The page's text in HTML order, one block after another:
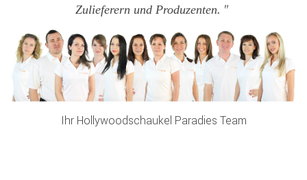
Zulieferern und Produzenten.
Ihr Hollywoodschaukel Paradies Team